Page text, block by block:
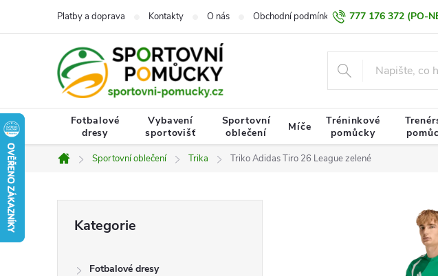
777 176 372 (PO-
Platby a doprava Kontakty O nás Obchodní podmínky Zásady zpracování
Fotbalové
dresy
Vybavení
sportovišť
Sportovní
oblečení
Míče
Tréninkové
pomůcky
Domů
Sportovní oblečení Trika Triko Adidas Tiro 26 League zelené
kategorie
Kategorie
Fotbalové dresy